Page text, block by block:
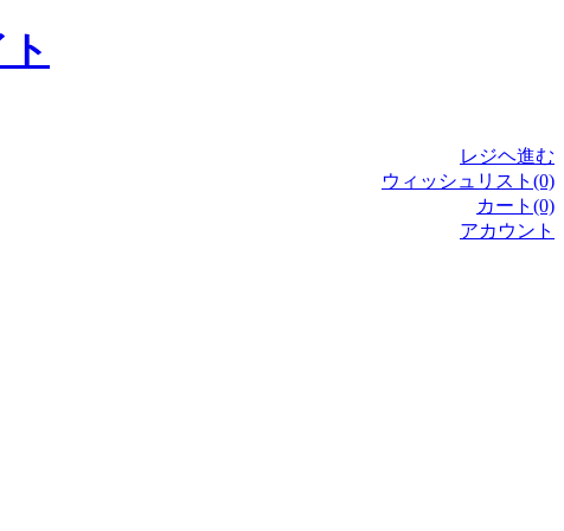
レジヘ進む
ウィッシュリスト(0)
カート(0)
アカウント